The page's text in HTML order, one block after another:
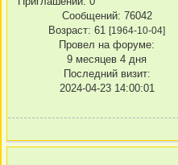
Сообщений: 76042
Возраст: 61 [1964-10-04]
Провел на форуме:
9 месяцев 4 дня
Последний визит:
2024-04-23 14:00:01